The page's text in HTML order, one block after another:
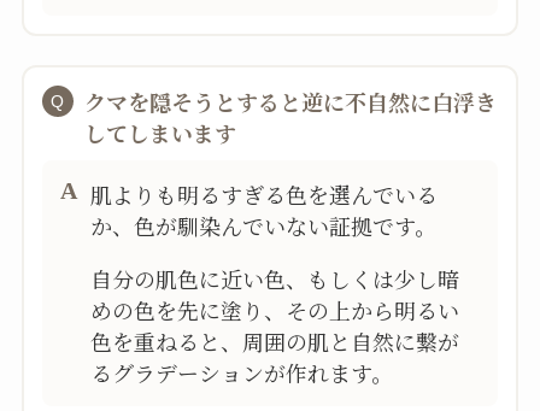
クマを隠そうとすると逆に不自然に白浮き
してしまいます
肌よりも明るすぎる色を選んでいる
か、色が馴染んでいない証拠です。
自分の肌色に近い色、もしくは少し暗
めの色を先に塗り、その上から明るい
色を重ねると、周囲の肌と自然に繋が
るグラデーションが作れます。